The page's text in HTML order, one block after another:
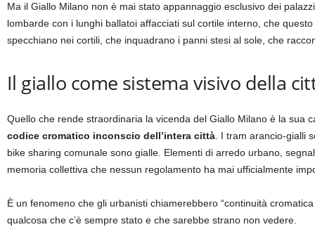
Ma il Giallo Milano non è mai stato appannaggio esclusivo dei
lombarde con i lunghi ballatoi affacciati sul cortile interno, che
specchiano nei cortili, che inquadrano i panni stesi al sole, che
Il giallo come sistema visivo della
Quello che rende straordinaria la vicenda del Giallo Milano è la sua
codice cromatico inconscio dell’intera città . I tram arancio-gialli
bike sharing comunale sono gialle. Elementi di arredo urbano,
memoria collettiva che nessun regolamento ha mai ufficialmente
È un fenomeno che gli urbanisti chiamerebbero “continuità
qualcosa che c’è sempre stato e che sarebbe strano non vedere.